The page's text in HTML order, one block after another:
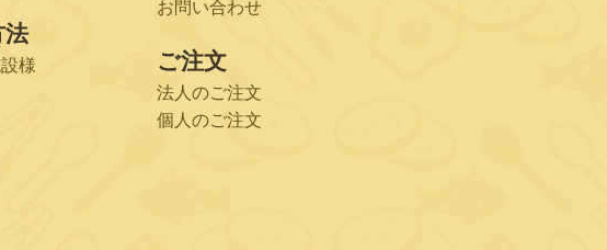
法
様
お問い合わせ
ご注文
法人のご注文
個人のご注文